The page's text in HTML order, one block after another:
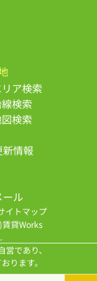
ア検索
検索
検索
新情報
ール
イトマップ
貸Works
であり、
ります。